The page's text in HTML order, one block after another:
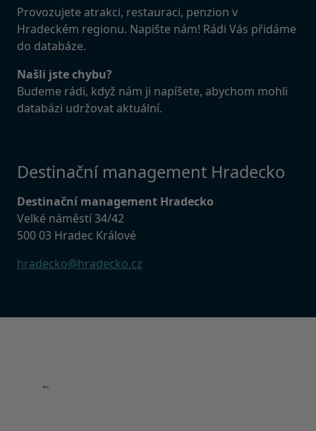
Provozujete atrakci, restauraci, penzion v
Hradeckém regionu. Napište nám! Rádi Vás přidáme
do databáze.
Našli jste chybu?
Budeme rádi, když nám ji napíšete, abychom mohli
databázi udržovat aktuální.
Destinační management Hradecko
Destinační management Hradecko
Velké náměstí 34/42
500 03 Hradec Králové
hradecko@hradecko.cz